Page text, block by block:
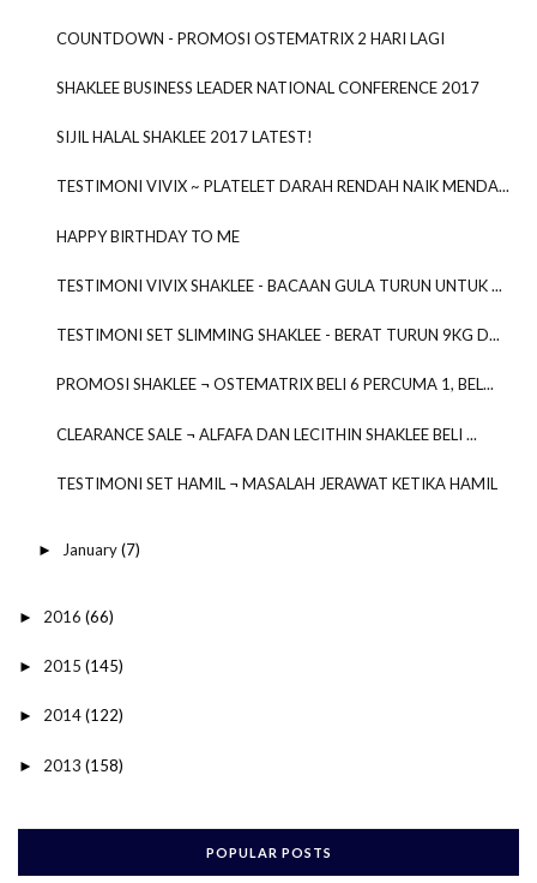
COUNTDOWN - PROMOSI OSTEMATRIX 2 HARI LAGI
SHAKLEE BUSINESS LEADER NATIONAL CONFERENCE 2017
SIJIL HALAL SHAKLEE 2017 LATEST!
TESTIMONI VIVIX ~ PLATELET DARAH RENDAH NAIK MENDA...
HAPPY BIRTHDAY TO ME
TESTIMONI VIVIX SHAKLEE - BACAAN GULA TURUN UNTUK ...
TESTIMONI SET SLIMMING SHAKLEE - BERAT TURUN 9KG D...
PROMOSI SHAKLEE ¬ OSTEMATRIX BELI 6 PERCUMA 1, BEL...
CLEARANCE SALE ¬ ALFAFA DAN LECITHIN SHAKLEE BELI ...
TESTIMONI SET HAMIL ¬ MASALAH JERAWAT KETIKA HAMIL
► January(7)
► 2016 (66)
► 2015 (145)
► 2014(122)
► 2013 (158)
POPULAR POSTS